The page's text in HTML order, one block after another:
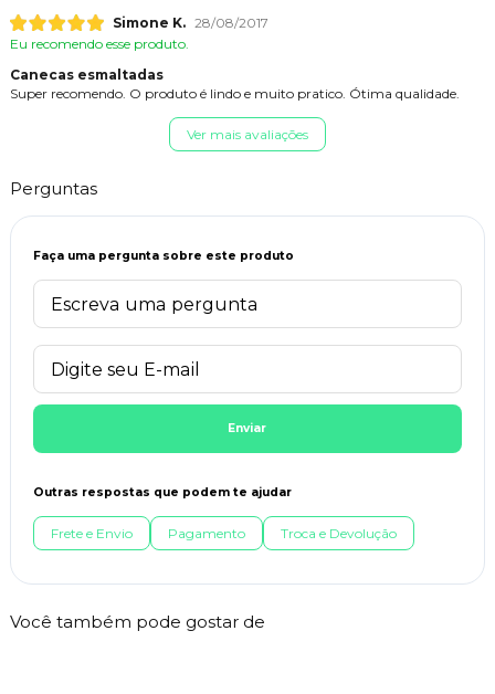
Simone K. 28/08/2017
Eu recomendo esse produto.
Canecas esmaltadas
Super recomendo. O produto é lindo e muito pratico. Ótima qualidade.
Ver mais avaliações
Perguntas
Faça uma pergunta sobre este produto
Enviar
Outras respostas que podem te ajudar
Frete e Envio Pagamento Troca e Devolução
Você também pode gostar de